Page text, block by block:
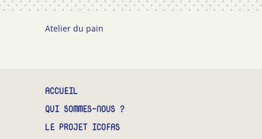
TÉMOIGNAGES
Atelier du pain
ACCUEIL
QUI SOMMES-NOUS ?
LE PROJET ICOFAS